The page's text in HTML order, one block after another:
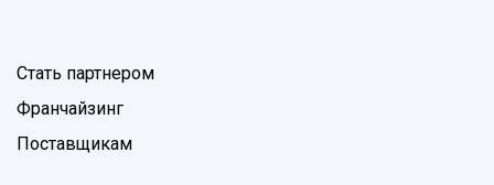
Стать партнером
Франчайзинг
Поставщикам